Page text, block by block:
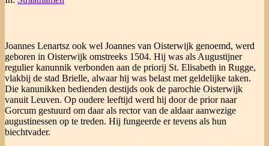
Joannes Lenartsz ook wel Joannes van Oisterwijk genoemd, werd
geboren in Oisterwijk omstreeks 1504. Hij was als Augustijner
regulier kanunnik verbonden aan de priorij St. Elisabeth in Rugge,
vlakbij de stad Brielle, alwaar hij was belast met geldelijke taken.
Die kanunikken bedienden destijds ook de parochie Oisterwijk
vanuit Leuven. Op oudere leeftijd werd hij door de prior naar
Gorcum gestuurd om daar als rector van de aldaar aanwezige
augustinessen op te treden. Hij fungeerde er tevens als hun
biechtvader.